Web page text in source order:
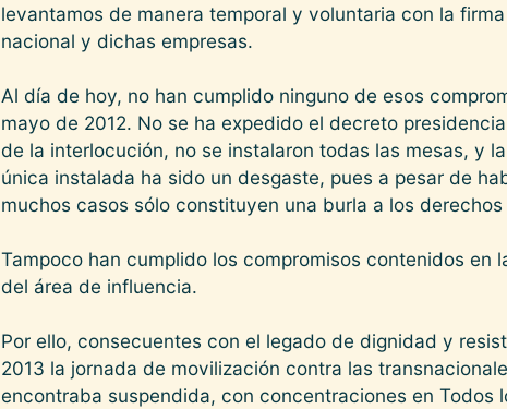
levantamos de manera temporal y voluntaria con la
nacional y dichas empresas.
Al día de hoy, no han cumplido ninguno de esos
mayo de 2012. No se ha expedido el decreto
de la interlocución, no se instalaron todas las mesas, y
única instalada ha sido un desgaste, pues a pesar de
muchos casos sólo constituyen una burla a los
Tampoco han cumplido los compromisos contenidos
del área de influencia.
Por ello, consecuentes con el legado de dignidad y
2013 la jornada de movilización contra las
encontraba suspendida, con concentraciones en Todos